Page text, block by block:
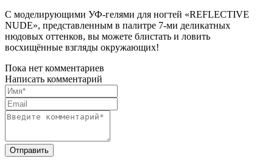
С моделирующими УФ-гелями для ногтей «REFLECTIVE
NUDE», представленным в палитре 7-ми деликатных
нюдовых оттенков, вы можете блистать и ловить
восхищённые взгляды окружающих!
Пока нет комментариев
Написать комментарий